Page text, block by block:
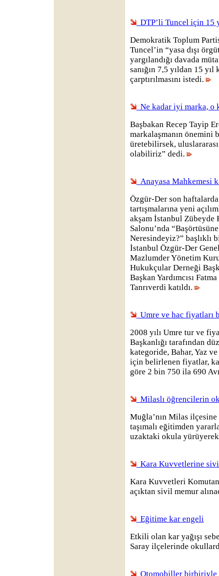
DTP’li Tuncel için 15
Demokratik Toplum
Tuncel’in “yasa dışı
yargılandığı davada
sanığın 7,5 yıldan 15 yıl
çarptırılmasını istedi.
Ne kadar iyi marka, o
Başbakan Recep Tayip
markalaşmanın önemini
üretebilirsek,
olabiliriz” dedi.
Anayasa Mahkemesi
Özgür-Der son
tartışmalarına yeni
akşam İstanbul
Salonu’nda
Neresindeyiz?” başlıklı
İstanbul Özgür-Der
Mazlumder Yönetim
Hukukçular Derneği
Başkan Yardımcısı
Tanrıverdi katıldı.
Umre ve hac fiyatları
2008 yılı Umre tur ve
Başkanlığı tarafından
kategoride, Bahar, Yaz
için belirlenen fiyatlar,
göre 2 bin 750 ila 690
Milaslı öğrencilerin
Muğla’nın Milas ilçesine
taşımalı eğitimden
uzaktaki okula
Kara Kuvvetlerine
Kara Kuvvetleri
açıktan sivil memur
Eğitime kar engeli
Etkili olan kar yağışı
Saray ilçelerinde
Otomobiller birbiriyle